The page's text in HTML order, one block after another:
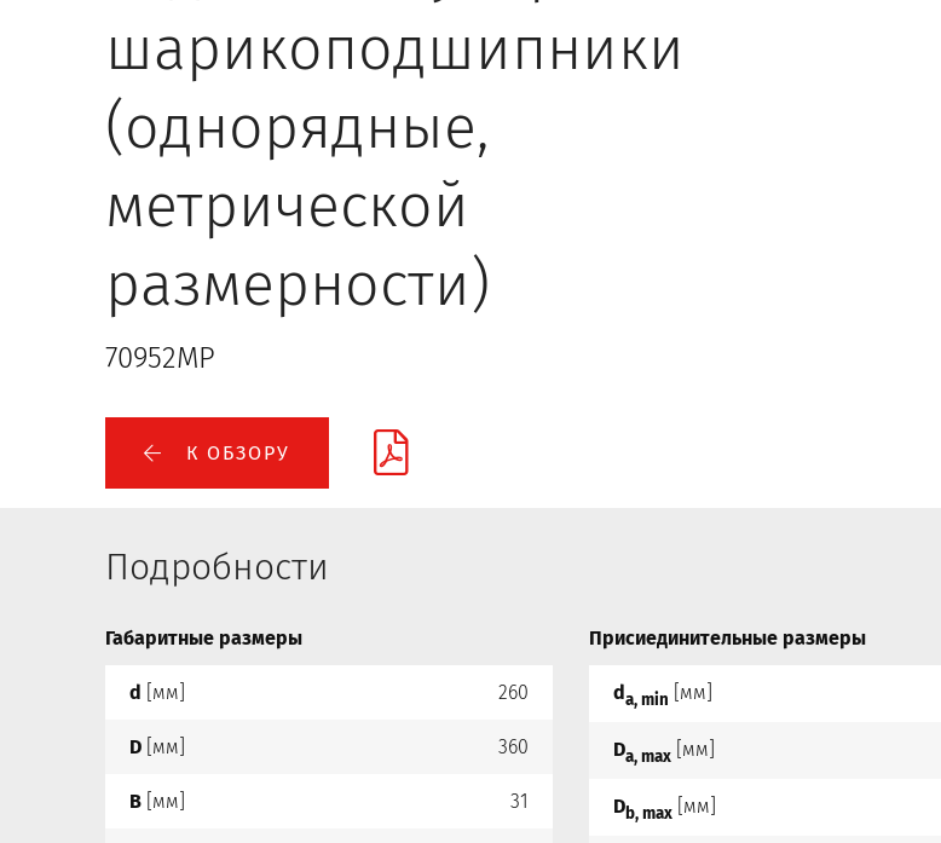
шарикоподшипники
(однорядные,
метрической
размерности)
70952MP
К ОБЗОРУ
Подробности
Габаритные размеры
d [мм] 260
D [мм] 360
B [мм] 31
Присиединительные размеры
da, min [мм]
Da, max [мм]
Db, max [мм]